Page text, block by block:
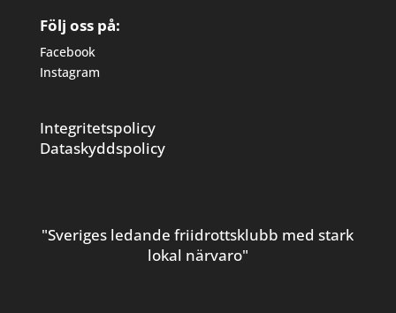
Följ oss på:
Facebook
Instagram
Integritetspolicy
Dataskyddspolicy
"Sveriges ledande friidrottsklubb med stark
lokal närvaro"